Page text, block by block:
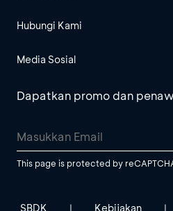
Hubungi Kami
Media Sosial
Dapatkan promo dan
This page is protected by
SBDK | Kebijakan |